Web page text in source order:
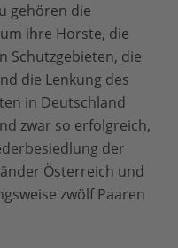
gehören die
ihre Horste, die
Schutzgebieten, die
die Lenkung des
in Deutschland
zwar so erfolgreich,
der
Österreich und
zwölf Paaren